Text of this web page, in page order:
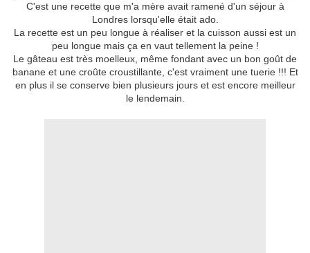
C'est une recette que m'a mère avait ramené d'un séjour à
Londres lorsqu'elle était ado.
La recette est un peu longue à réaliser et la cuisson aussi est un
peu longue mais ça en vaut tellement la peine !
Le gâteau est très moelleux, même fondant avec un bon goût de
banane et une croûte croustillante, c'est vraiment une tuerie !!! Et
en plus il se conserve bien plusieurs jours et est encore meilleur
le lendemain.